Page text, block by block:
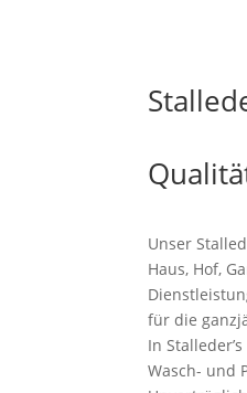
Unser
Haus, Hof,
für die
In
Wasch- und